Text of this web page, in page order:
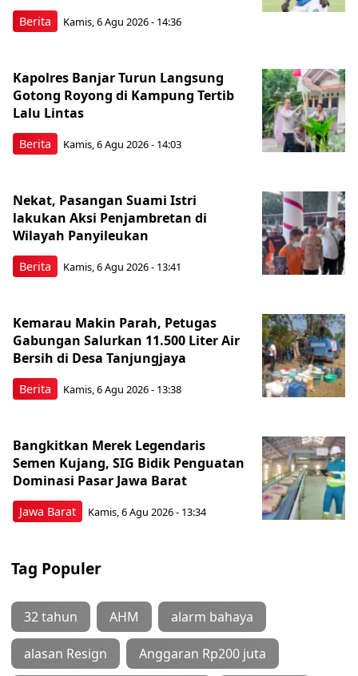
Berita Kamis, 6 Agu 2026 - 14:36
Berita
Kapolres Banjar Turun Langsung
Gotong Royong di Kampung Tertib
Lalu Lintas
Kamis, 6 Agu 2026 - 14:03
Berita
Nekat, Pasangan Suami Istri
lakukan Aksi Penjambretan di
Wilayah Panyileukan
Kamis, 6 Agu 2026 - 13:41
Berita
Kemarau Makin Parah, Petugas
Gabungan Salurkan 11.500 Liter Air
Bersih di Desa Tanjungjaya
Kamis, 6 Agu 2026 - 13:38
Jawa Barat
Bangkitkan Merek Legendaris
Semen Kujang, SIG Bidik Penguatan
Dominasi Pasar Jawa Barat
Kamis, 6 Agu 2026 - 13:34
Tag Populer
32 tahun AHM alarm bahaya
alasan Resign Anggaran Rp200 juta